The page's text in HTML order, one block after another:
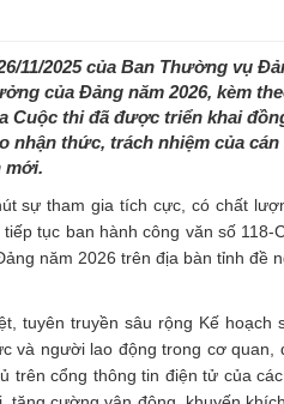
11/2025 của Ban Thường vụ
của Đảng năm 2026, kèm
Cuộc thi đã được triển khai
nhận thức, trách nhiệm của
mới.
sự tham gia tích cực, có chất
tục ban hành công văn số
năm 2026 trên địa bàn tỉnh đề
tuyên truyền sâu rộng Kế hoạch
và người lao động trong cơ
trên cổng thông tin điện tử của